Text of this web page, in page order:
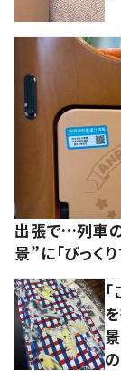
出張で…列車
景”に「びっく